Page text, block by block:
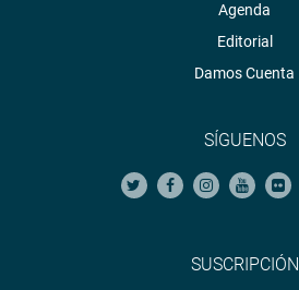
Agenda
Editorial
Damos Cuenta
SÍGUENOS
SUSCRIPCIÓN